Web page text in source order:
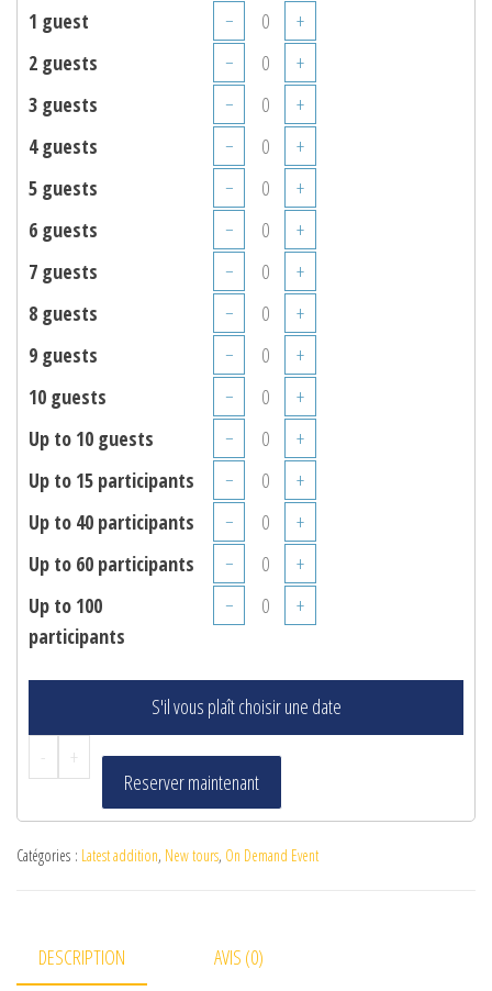
1 guest −
+
2 guests
−
+
3 guests
−
+
4 guests
−
+
5 guests
−
+
6 guests
−
+
7 guests
−
+
8 guests
−
+
9 guests
−
+
10 guests
−
+
Up to 10 guests
−
+
Up to 15 participants
−
+
Up to 40 participants
−
+
Up to 60 participants
−
+
Up to 100
participants
− +
S'il vous plaît choisir une date
-
+
Reserver maintenant
Catégories : Latest addition, New tours, On Demand Event
DESCRIPTION AVIS (0)